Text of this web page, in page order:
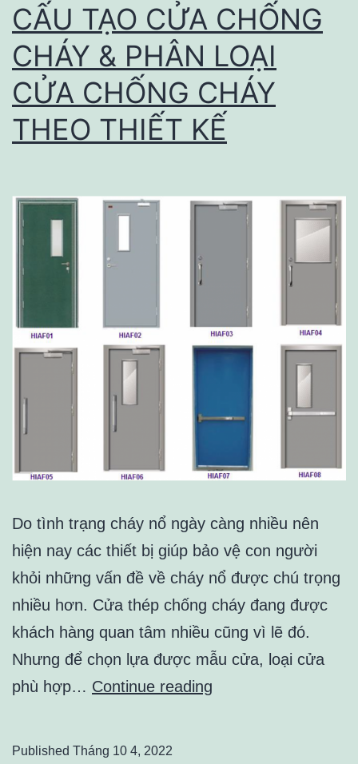
nào
có
thể
thay
thế
nhau
CẤU TẠO CỬA CHỐNG
CHÁY & PHÂN LOẠI
CỬA CHỐNG CHÁY
THEO THIẾT KẾ
Do tình trạng cháy nổ ngày càng nhiều nên
hiện nay các thiết bị giúp bảo vệ con người
khỏi những vấn đề về cháy nổ được chú trọng
nhiều hơn. Cửa thép chống cháy đang được
khách hàng quan tâm nhiều cũng vì lẽ đó.
Nhưng để chọn lựa được mẫu cửa, loại cửa
phù hợp… Continue reading
Published Tháng 10 4, 2022